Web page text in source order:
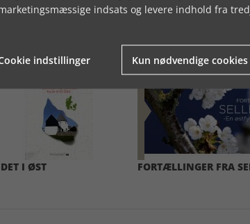
I ØST FORTÆLLINGER FRA
indsats og levere indhold fra
indstillinger Kun nødvendige cookies